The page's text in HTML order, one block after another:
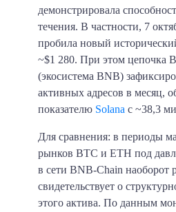
демонстрировала
течения. В частности, 7
пробила новый
~$1 280. При этом цепочка
(экосистема BNB)
активных адресов в месяц,
показателю Solana с ~38,3
Для сравнения: в периоды
рынков BTC и ETH под
в сети BNB-Chain наоборот
свидетельствует о
этого актива. По данным